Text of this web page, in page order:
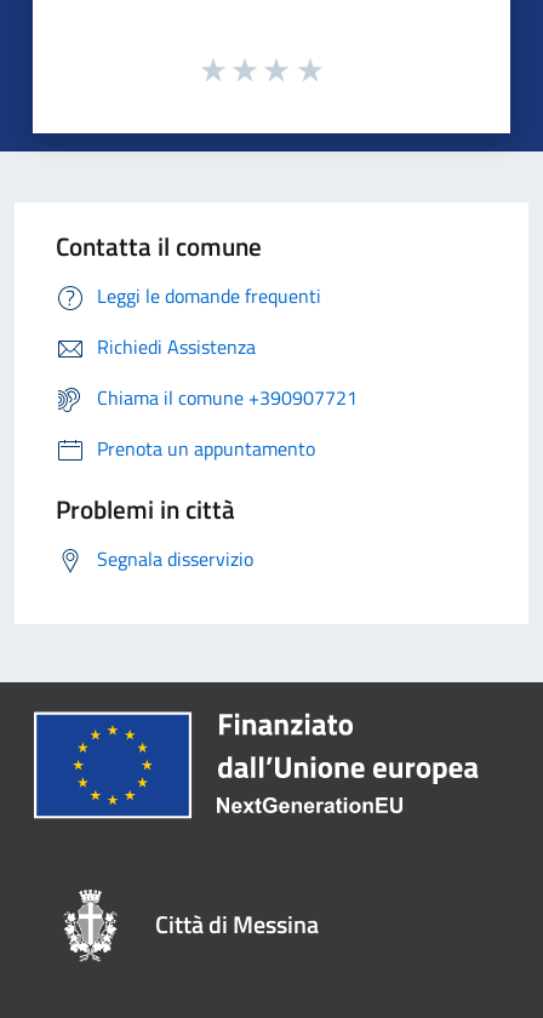
Contatta il comune
Leggi le domande frequenti
Richiedi Assistenza
Chiama il comune +390907721
Prenota un appuntamento
Problemi in città
Segnala disservizio
Città di Messina